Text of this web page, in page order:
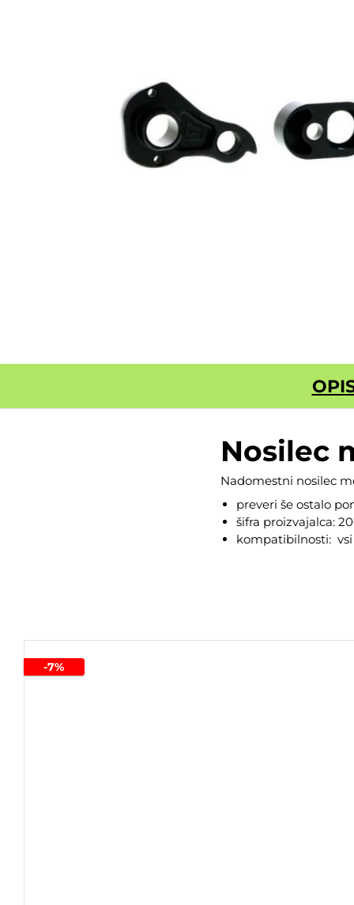
Nosilec
Nadomestni nosilec
preveri še ostalo
šifra proizvajalca:
kompatibilnosti:
-7%